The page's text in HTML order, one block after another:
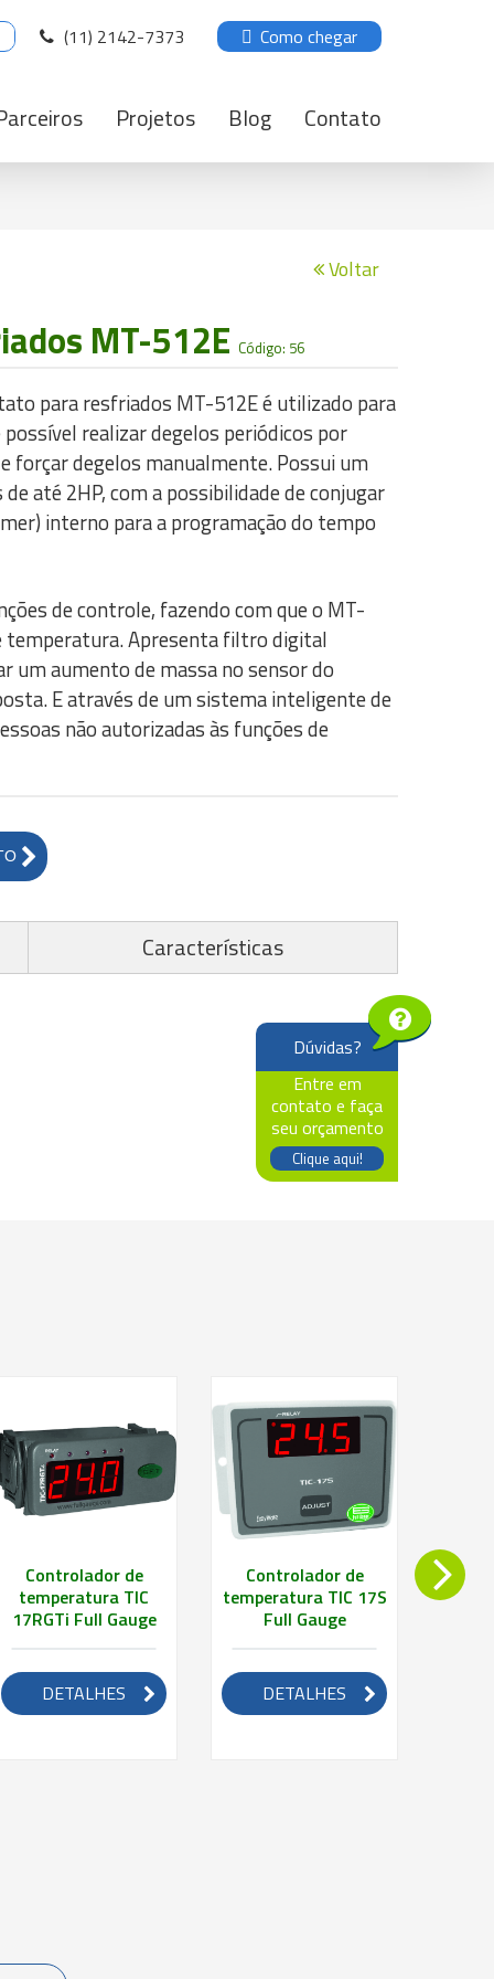
(11) 2142-7373 Como chegar
Projetos Blog Contato
Voltar
MT-512E Código: 56
para resfriados MT-512E é utilizado para
realizar degelos periódicos por
forçar degelos manualmente. Possui um
até 2HP, com a possibilidade de conjugar
interno para a programação do tempo
de controle, fazendo com que o MT-
temperatura. Apresenta filtro digital
um aumento de massa no sensor do
E através de um sistema inteligente de
não autorizadas às funções de
Características
Dúvidas?
Entre em
contato e faça
seu orçamento
Clique aqui!
Controlador de
temperatura TIC
17RGTi Full Gauge
DETALHES
Controlador de
temperatura TIC 17S
Full Gauge
DETALHES